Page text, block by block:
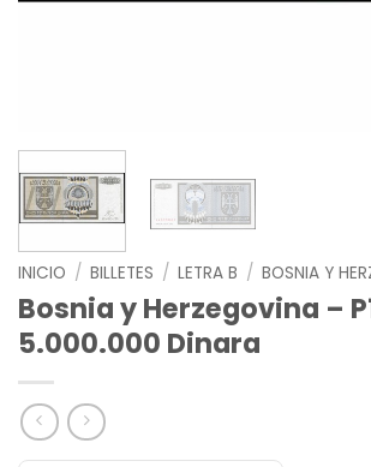
INICIO / BILLETES / LETRA B / BOSNIA Y
Bosnia y Herzegovina –
5.000.000 Dinara